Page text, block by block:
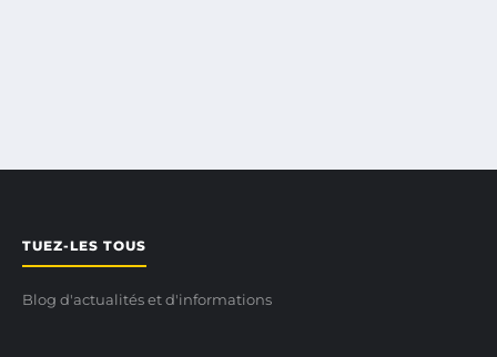
TUEZ-LES TOUS
Blog d'actualités et d'informations